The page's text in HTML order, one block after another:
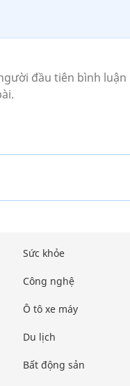
Sức khỏe
Công nghệ
Ô tô xe máy
Du lịch
Bất động sản